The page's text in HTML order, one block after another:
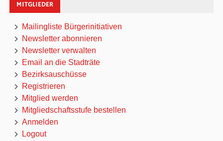
MITGLIEDER
Mailingliste Bürgerinitiativen
Newsletter abonnieren
Newsletter verwalten
Email an die Stadträte
Bezirksauschüsse
Registrieren
Mitglied werden
Mitgliedschaftsstufe bestellen
Anmelden
Logout